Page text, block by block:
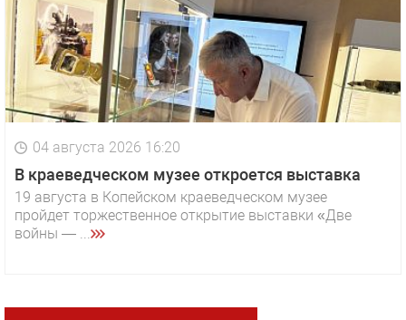
04 августа 2026 16:20
В краеведческом музее откроется выставка
19 августа в Копейском краеведческом музее
пройдет торжественное открытие выставки «Две
войны — ...